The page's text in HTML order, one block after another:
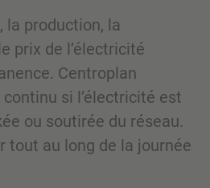
la production, la
prix de l’électricité
Centroplan
si l’électricité est
ou soutirée du réseau.
tout au long de la journée